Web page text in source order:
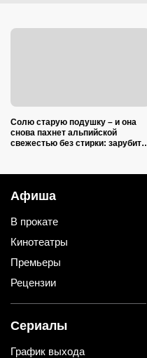
Солю старую подушку – и она
снова пахнет альпийской
свежестью без стирки: зарубите
Афиша
В прокате
Кинотеатры
Премьеры
Рецензии
Сериалы
График выхода